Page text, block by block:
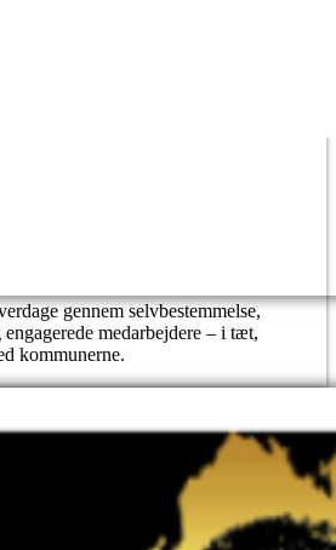
gennem selvbestemmelse,
medarbejdere – i tæt,
kommunerne.